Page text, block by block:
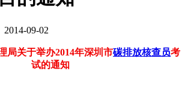
09-02
局关于举办2014年深圳市碳排放核查员考
试的通知